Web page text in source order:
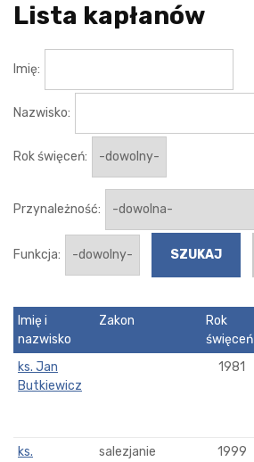
Lista kapłanów
Imię:
Nazwisko:
Rok święceń:
Przynależność:
Funkcja:
Imię i
nazwisko
Zakon
Rok
święceń
ks. Jan
Butkiewicz
1981
ks.
salezjanie 1999